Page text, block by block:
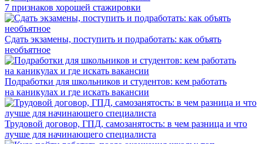
7 признаков хорошей стажировки
Сдать экзамены, поступить и подработать: как объять
необъятное
Подработки для школьников и студентов: кем работать
на каникулах и где искать вакансии
Трудовой договор, ГПД, самозанятость: в чем разница и что
лучше для начинающего специалиста